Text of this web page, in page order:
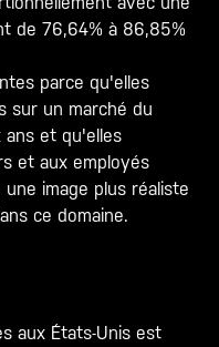
de 76,64% à 86,85%
parce qu'elles
sur un marché du
ans et qu'elles
et aux employés
image plus réaliste
ce domaine.
aux États-Unis est